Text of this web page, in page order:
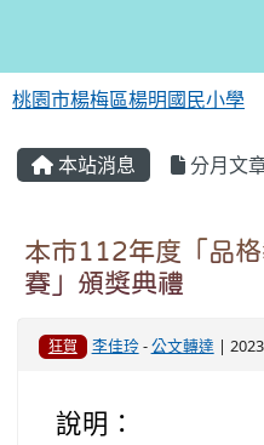
桃園市楊梅區楊明國民小學
本站消息 分月文
本市112年度「品
賽」頒獎典禮
狂賀 李佳玲-公文轉達 |
說明：